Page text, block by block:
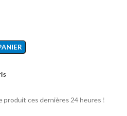
produit ces dernières 24 heures !